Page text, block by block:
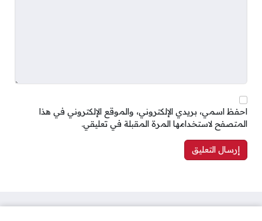
احفظ اسمي، بريدي الإلكتروني، والموقع الإلكتروني في هذا
المتصفح لاستخدامها المرة المقبلة في تعليقي.